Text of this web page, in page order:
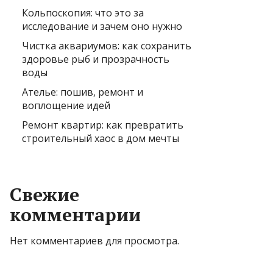
Кольпоскопия: что это за
исследование и зачем оно нужно
Чистка аквариумов: как сохранить
здоровье рыб и прозрачность
воды
Ателье: пошив, ремонт и
воплощение идей
Ремонт квартир: как превратить
строительный хаос в дом мечты
Свежие
комментарии
Нет комментариев для просмотра.